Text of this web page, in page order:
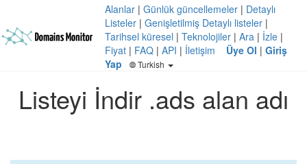
Alanlar | Günlük güncellemeler | Detaylı
Listeler | Genişletilmiş Detaylı listeler |
Tarihsel küresel | Teknolojiler | Ara | İzle |
Fiyat | FAQ | API | İletişim Üye Ol | Giriş
Yap
Turkish
Listeyi İndir .ads alan adı